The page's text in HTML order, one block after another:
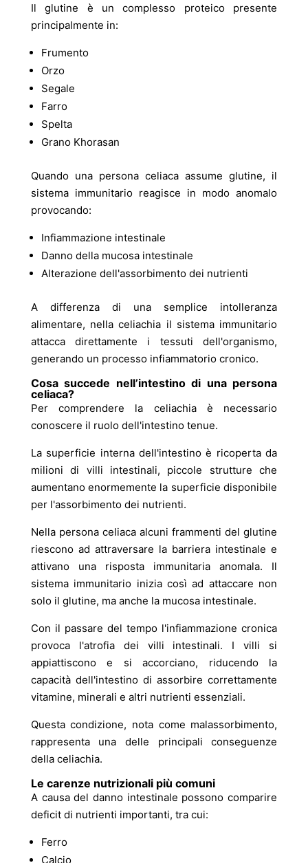
Il glutine è un complesso proteico presente
principalmente in:
Frumento
Orzo
Segale
Farro
Spelta
Grano Khorasan
Quando una persona celiaca assume glutine, il
sistema immunitario reagisce in modo anomalo
provocando:
Infiammazione intestinale
Danno della mucosa intestinale
Alterazione dell'assorbimento dei nutrienti
A differenza di una semplice intolleranza
alimentare, nella celiachia il sistema immunitario
attacca direttamente i tessuti dell'organismo,
generando un processo infiammatorio cronico.
Cosa succede nell’intestino di una persona
celiaca?
Per comprendere la celiachia è necessario
conoscere il ruolo dell'intestino tenue.
La superficie interna dell'intestino è ricoperta da
milioni di villi intestinali, piccole strutture che
aumentano enormemente la superficie disponibile
per l'assorbimento dei nutrienti.
Nella persona celiaca alcuni frammenti del glutine
riescono ad attraversare la barriera intestinale e
attivano una risposta immunitaria anomala. Il
sistema immunitario inizia così ad attaccare non
solo il glutine, ma anche la mucosa intestinale.
Con il passare del tempo l'infiammazione cronica
provoca l'atrofia dei villi intestinali. I villi si
appiattiscono e si accorciano, riducendo la
capacità dell'intestino di assorbire correttamente
vitamine, minerali e altri nutrienti essenziali.
Questa condizione, nota come malassorbimento,
rappresenta una delle principali conseguenze
della celiachia.
Le carenze nutrizionali più comuni
A causa del danno intestinale possono comparire
deficit di nutrienti importanti, tra cui:
Ferro
Calcio